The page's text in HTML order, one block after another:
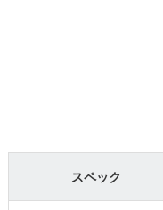
スペック